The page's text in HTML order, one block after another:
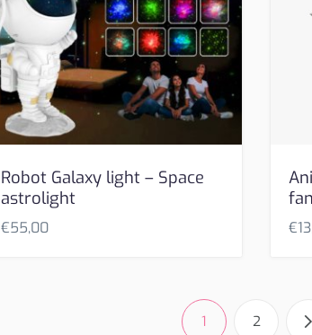
Robot Galaxy light – Space
astrolight
€55,00 €
1 2